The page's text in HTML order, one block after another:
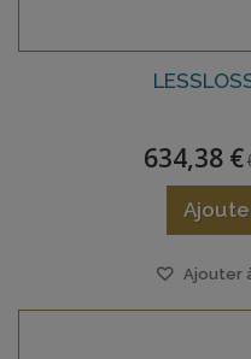
634,38 €
Ajouter